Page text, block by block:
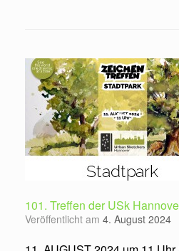
101. Treffen der USk
Veröffentlicht am 4. August 2024